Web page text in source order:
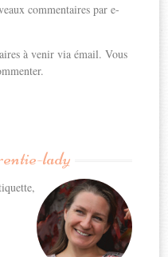
commentaires par e-
à venir via émail. Vous
lady